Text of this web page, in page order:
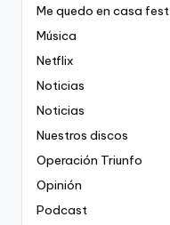
Me quedo en casa fest
Música
Netflix
Noticias
Noticias
Nuestros discos
Operación Triunfo
Opinión
Podcast